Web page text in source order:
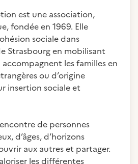
est une association,
fondée en 1969. Elle
sociale dans
Strasbourg en mobilisant
les familles en
ou d’origine
insertion sociale et
de personnes
d’âges, d’horizons
aux autres et partager.
les différentes